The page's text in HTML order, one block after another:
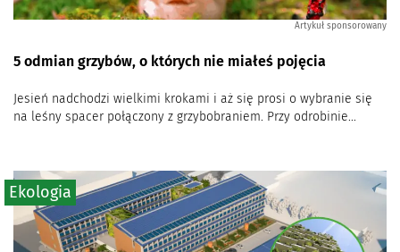
Artykuł sponsorowany
5 odmian grzybów, o których nie miałeś pojęcia
Jesień nadchodzi wielkimi krokami i aż się prosi o wybranie się
na leśny spacer połączony z grzybobraniem. Przy odrobinie...
Ekologia